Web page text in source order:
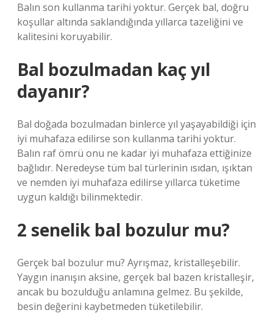
Balın son kullanma tarihi yoktur. Gerçek bal, doğru
koşullar altında saklandığında yıllarca tazeliğini ve
kalitesini koruyabilir.
Bal bozulmadan kaç yıl
dayanır?
Bal doğada bozulmadan binlerce yıl yaşayabildiği için
iyi muhafaza edilirse son kullanma tarihi yoktur.
Balın raf ömrü onu ne kadar iyi muhafaza ettiğinize
bağlıdır. Neredeyse tüm bal türlerinin ısıdan, ışıktan
ve nemden iyi muhafaza edilirse yıllarca tüketime
uygun kaldığı bilinmektedir.
2 senelik bal bozulur mu?
Gerçek bal bozulur mu? Ayrışmaz, kristalleşebilir.
Yaygın inanışın aksine, gerçek bal bazen kristalleşir,
ancak bu bozulduğu anlamına gelmez. Bu şekilde,
besin değerini kaybetmeden tüketilebilir.